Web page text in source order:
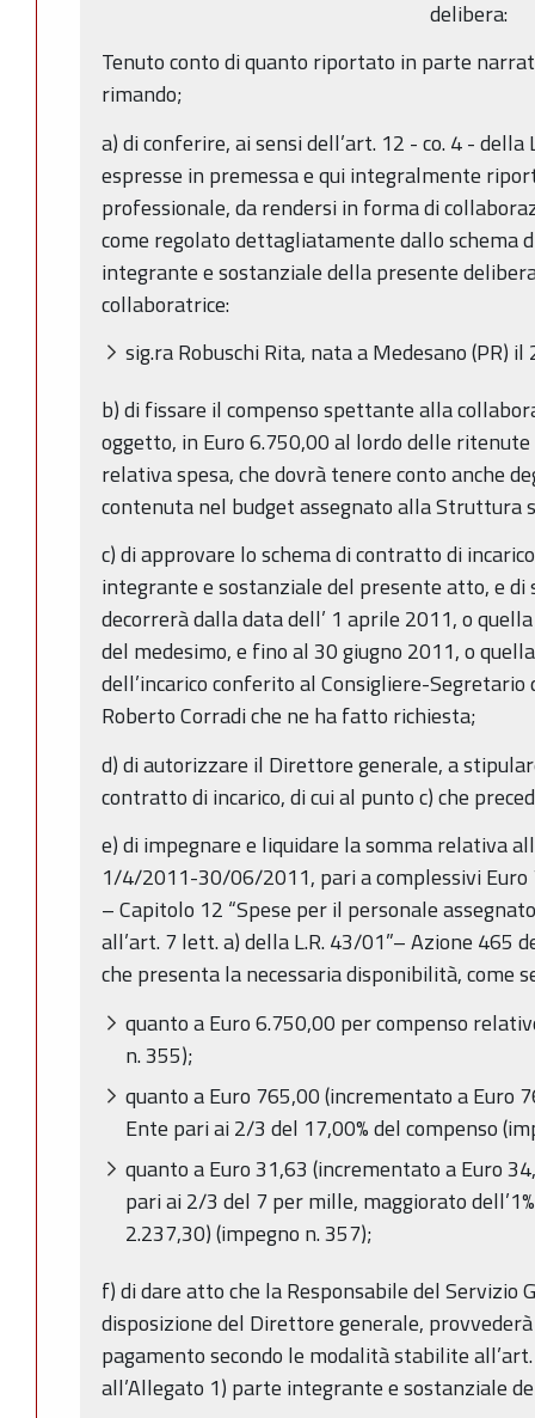
delibera:
Tenuto conto di quanto riportato in parte
rimando;
a) di conferire, ai sensi dell’art. 12 - co. 4 -
espresse in premessa e qui integralmente
professionale, da rendersi in forma di
come regolato dettagliatamente dallo schema
integrante e sostanziale della presente
collaboratrice:
sig.ra Robuschi Rita, nata a Medesano (PR)
b) di fissare il compenso spettante alla
oggetto, in Euro 6.750,00 al lordo delle
relativa spesa, che dovrà tenere conto anche
contenuta nel budget assegnato alla Struttura
c) di approvare lo schema di contratto di
integrante e sostanziale del presente atto, e
decorrerà dalla data dell’ 1 aprile 2011, o
del medesimo, e fino al 30 giugno 2011, o
dell’incarico conferito al Consigliere-
Roberto Corradi che ne ha fatto richiesta;
d) di autorizzare il Direttore generale, a
contratto di incarico, di cui al punto c) che
e) di impegnare e liquidare la somma relativa
1/4/2011-30/06/2011, pari a complessivi Euro
– Capitolo 12 “Spese per il personale
all’art. 7 lett. a) della L.R. 43/01”– Azione 465
che presenta la necessaria disponibilità, come
quanto a Euro 6.750,00 per compenso
n. 355);
quanto a Euro 765,00 (incrementato a Euro
Ente pari ai 2/3 del 17,00% del compenso
quanto a Euro 31,63 (incrementato a Euro
pari ai 2/3 del 7 per mille, maggiorato
2.237,30) (impegno n. 357);
f) di dare atto che la Responsabile del Servizio
disposizione del Direttore generale,
pagamento secondo le modalità stabilite
all’Allegato 1) parte integrante e sostanziale